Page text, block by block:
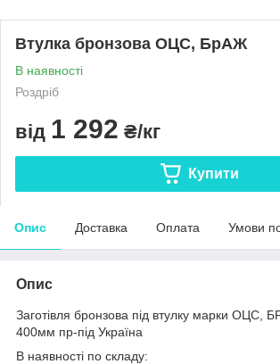
Втулка бронзова ОЦС, БрАЖ
В наявності
Роздріб
від 1 292 ₴/кг
Купити
Опис Доставка Оплата Умови
Опис
Заготівля бронзова під втулку марки ОЦС,
400мм пр-під Україна
В наявності по складу: